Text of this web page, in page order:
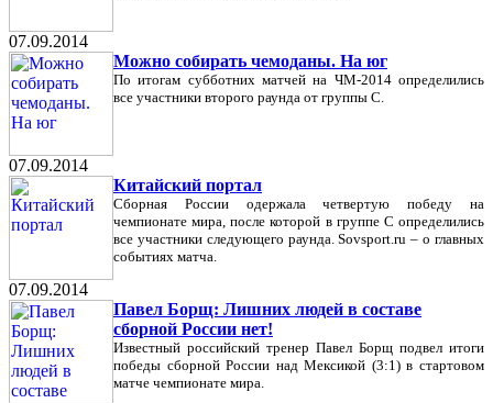
07.09.2014
Можно собирать чемоданы. На юг
По итогам субботних матчей на ЧМ-2014 определились
все участники второго раунда от группы C.
07.09.2014
Китайский портал
Сборная России одержала четвертую победу на
чемпионате мира, после которой в группе С определились
все участники следующего раунда. Sovsport.ru – о главных
событиях матча.
07.09.2014
Павел Борщ: Лишних людей в составе
сборной России нет!
Известный российский тренер Павел Борщ подвел итоги
победы сборной России над Мексикой (3:1) в стартовом
матче чемпионате мира.